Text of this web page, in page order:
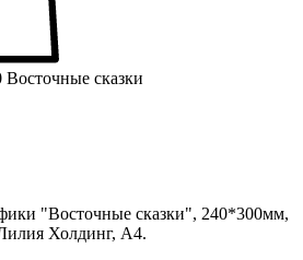
Восточные сказки
"Восточные сказки", 240*300мм,
Холдинг, А4.